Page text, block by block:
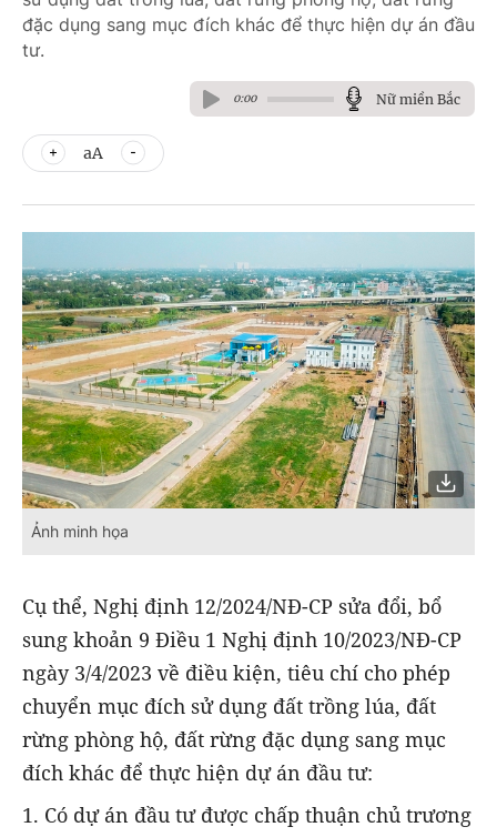
đặc dụng sang mục đích khác để thực hiện dự án đầu
tư.
0:00 Nữ miền Bắc
aA
Ảnh minh họa
Cụ thể, Nghị định 12/2024/NĐ-CP sửa đổi, bổ
sung khoản 9 Điều 1 Nghị định 10/2023/NĐ-CP
ngày 3/4/2023 về điều kiện, tiêu chí cho phép
chuyển mục đích sử dụng đất trồng lúa, đất
rừng phòng hộ, đất rừng đặc dụng sang mục
đích khác để thực hiện dự án đầu tư:
1. Có dự án đầu tư được chấp thuận chủ trương